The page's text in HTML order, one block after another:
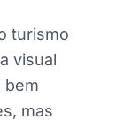
turismo
visual
bem
mas